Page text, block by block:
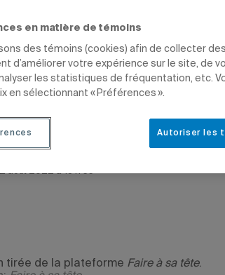
SCIENCES HUMAINES ÉTUDIANTS
Gauvreau
août 2022 à 16 h 55
tirée de la plateforme Faire à sa tête.
en matière de témoins
des témoins (cookies) afin de collecter
d’améliorer votre expérience sur le site, de
les statistiques de fréquentation, etc.
en sélectionnant « Préférences ».
Autoriser les